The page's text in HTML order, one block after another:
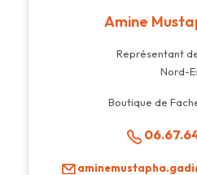
Amine
Représentant
Nord-
Boutique de